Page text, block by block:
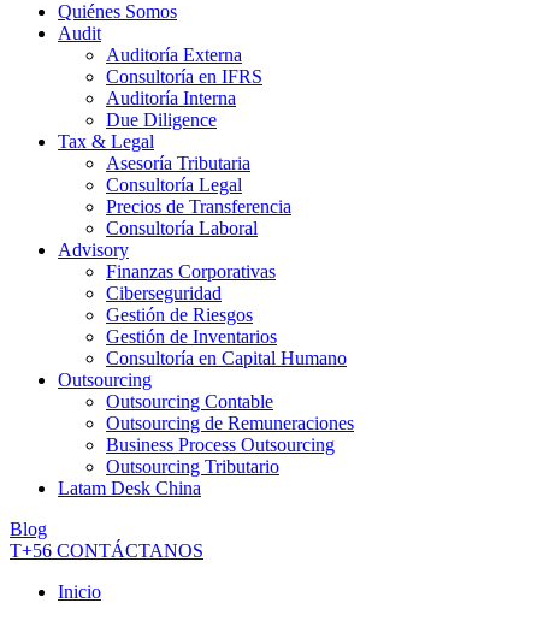
Quiénes Somos
Audit
Auditoría Externa
Consultoría en IFRS
Auditoría Interna
Due Diligence
Tax & Legal
Asesoría Tributaria
Consultoría Legal
Precios de Transferencia
Consultoría Laboral
Advisory
Finanzas Corporativas
Ciberseguridad
Gestión de Riesgos
Gestión de Inventarios
Consultoría en Capital Humano
Outsourcing
Outsourcing Contable
Outsourcing de Remuneraciones
Business Process Outsourcing
Outsourcing Tributario
Latam Desk China
Blog
T+56 CONTÁCTANOS
Inicio